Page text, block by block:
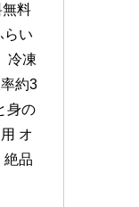
料
らい
冷凍
約3
身の
オ
絶品